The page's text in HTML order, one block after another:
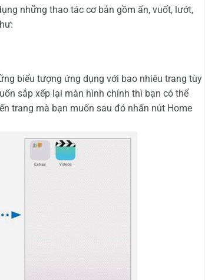
những thao tác cơ bản gồm ấn, vuốt, lướt,
biểu tượng ứng dụng với bao nhiêu trang tùy
sắp xếp lại màn hình chính thì bạn có thể
trang mà bạn muốn sau đó nhấn nút Home